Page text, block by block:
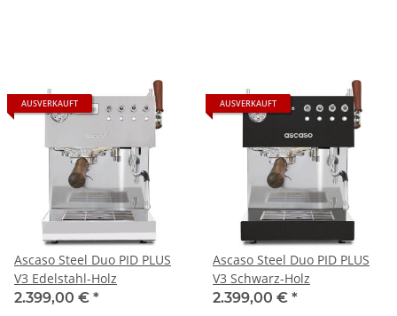
AUSVERKAUFT
Ascaso Steel Duo PID PLUS
V3 Edelstahl-Holz
2.399,00 € *
AUSVERKAUFT
Ascaso Steel Duo PID PLUS
V3 Schwarz-Holz
2.399,00 € *